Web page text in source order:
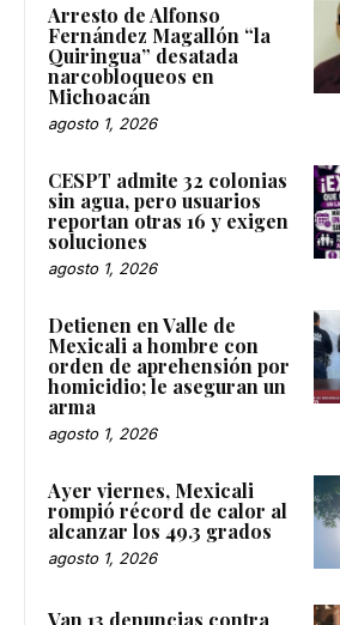
Arresto de Alfonso
Fernández Magallón “la
Quiringua” desatada
narcobloqueos en
Michoacán
agosto 1, 2026
CESPT admite 32 colonias
sin agua, pero usuarios
reportan otras 16 y exigen
soluciones
agosto 1, 2026
Detienen en Valle de
Mexicali a hombre con
orden de aprehensión por
homicidio; le aseguran un
arma
agosto 1, 2026
Ayer viernes, Mexicali
rompió récord de calor al
alcanzar los 49.3 grados
agosto 1, 2026
Van 13 denuncias contra